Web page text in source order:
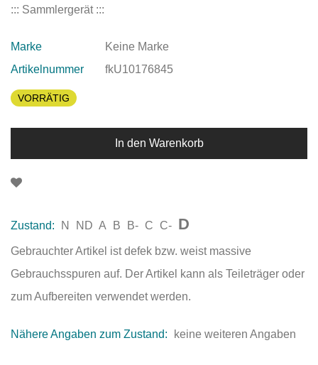
::: Sammlergerät :::
Marke
Keine Marke
Artikelnummer
fkU10176845
VORRÄTIG
In den Warenkorb
Zustand: N ND A B B- C C- D
Gebrauchter Artikel ist defek bzw. weist massive
Gebrauchsspuren auf. Der Artikel kann als Teileträger oder
zum Aufbereiten verwendet werden.
Nähere Angaben zum Zustand: keine weiteren Angaben